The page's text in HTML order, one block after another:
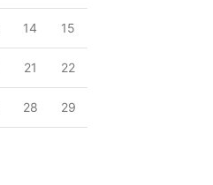
14 15
21 22
28 29